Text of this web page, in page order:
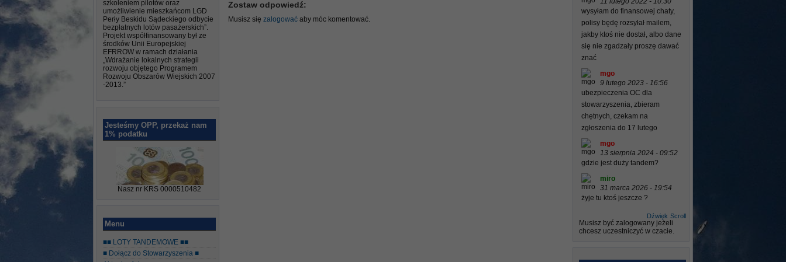
szkoleniem pilotów oraz
umożliwienie mieszkańcom LGD
Perły Beskidu Sądeckiego odbycie
bezpłatnych lotów pasażerskich”.
Projekt współfinansowany był ze
środków Unii Europejskiej
EFRROW w ramach działania
„Wdrażanie lokalnych strategii
rozwoju objętego Programem
Rozwoju Obszarów Wiejskich 2007
-2013.”
Jesteśmy OPP, przekaż nam
1% podatku
Nasz nr KRS 0000510482
Menu
■■ LOTY TANDEMOWE ■■
■ Dołącz do Stowarzyszenia ■
Zostaw odpowiedź:
Musisz się zalogować aby móc komentować.
wysyłam do finansowej chaty,
polisy będę rozsyłał mailem,
jakby ktoś nie dostał, albo dane
się nie zgadzały proszę dawać
znać
mgo
9 lutego 2023 - 16:56
ubezpieczenia OC dla
stowarzyszenia, zbieram
chętnych, czekam na
zgłoszenia do 17 lutego
mgo
13 sierpnia 2024 - 09:52
gdzie jest duży tandem?
miro
31 marca 2026 - 19:54
żyje tu ktoś jeszcze ?
Scroll
Dźwięk
Musisz być zalogowany jeżeli
chcesz uczestniczyć w czacie.